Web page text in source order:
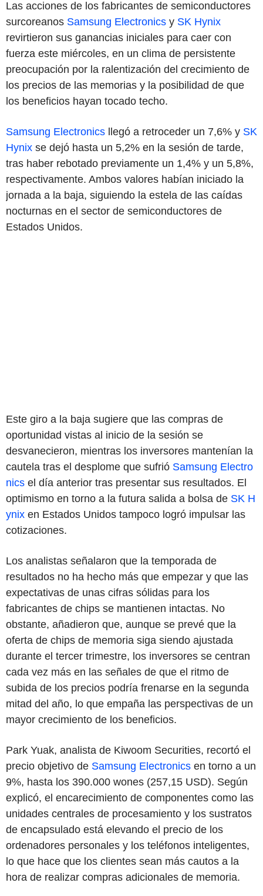
Las acciones de los fabricantes de semiconductores
surcoreanos Samsung Electronics y SK Hynix
revirtieron sus ganancias iniciales para caer con
fuerza este miércoles, en un clima de persistente
preocupación por la ralentización del crecimiento de
los precios de las memorias y la posibilidad de que
los beneficios hayan tocado techo.
Samsung Electronics llegó a retroceder un 7,6% y SK
Hynix se dejó hasta un 5,2% en la sesión de tarde,
tras haber rebotado previamente un 1,4% y un 5,8%,
respectivamente. Ambos valores habían iniciado la
jornada a la baja, siguiendo la estela de las caídas
nocturnas en el sector de semiconductores de
Estados Unidos.
Este giro a la baja sugiere que las compras de
oportunidad vistas al inicio de la sesión se
desvanecieron, mientras los inversores mantenían la
cautela tras el desplome que sufrió Samsung Electro
nics el día anterior tras presentar sus resultados. El
optimismo en torno a la futura salida a bolsa de SK H
ynix en Estados Unidos tampoco logró impulsar las
cotizaciones.
Los analistas señalaron que la temporada de
resultados no ha hecho más que empezar y que las
expectativas de unas cifras sólidas para los
fabricantes de chips se mantienen intactas. No
obstante, añadieron que, aunque se prevé que la
oferta de chips de memoria siga siendo ajustada
durante el tercer trimestre, los inversores se centran
cada vez más en las señales de que el ritmo de
subida de los precios podría frenarse en la segunda
mitad del año, lo que empaña las perspectivas de un
mayor crecimiento de los beneficios.
Park Yuak, analista de Kiwoom Securities, recortó el
precio objetivo de Samsung Electronics en torno a un
9%, hasta los 390.000 wones (257,15 USD). Según
explicó, el encarecimiento de componentes como las
unidades centrales de procesamiento y los sustratos
de encapsulado está elevando el precio de los
ordenadores personales y los teléfonos inteligentes,
lo que hace que los clientes sean más cautos a la
hora de realizar compras adicionales de memoria.